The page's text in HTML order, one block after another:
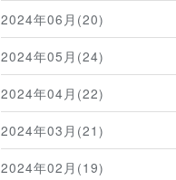
2024年06月(20)
2024年05月(24)
2024年04月(22)
2024年03月(21)
2024年02月(19)